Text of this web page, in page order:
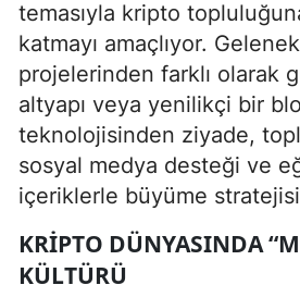
temasıyla kripto
katmayı amaçlıyor.
projelerinden farklı olarak
altyapı veya yenilikçi bir
teknolojisinden ziyade,
sosyal medya desteği ve
içeriklerle büyüme
KRIPTO DÜNYASINDA
KÜLTÜRÜ